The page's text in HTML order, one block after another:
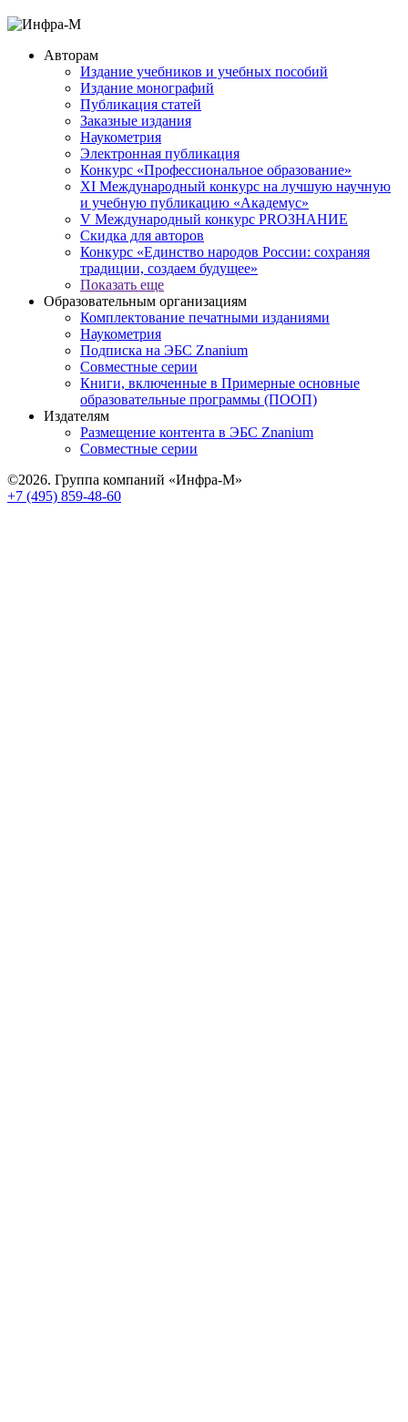
Авторам
Издание учебников и учебных пособий
Издание монографий
Публикация статей
Заказные издания
Наукометрия
Электронная публикация
Конкурс «Профессиональное образование»
XI Международный конкурс на лучшую научную
и учебную публикацию «Академус»
V Международный конкурс PROЗНАНИЕ
Скидка для авторов
Конкурс «Единство народов России: сохраняя
традиции, создаем будущее»
Показать еще
Образовательным организациям
Комплектование печатными изданиями
Наукометрия
Подписка на ЭБС Znanium
Совместные серии
Книги, включенные в Примерные основные
образовательные программы (ПООП)
Издателям
Размещение контента в ЭБС Znanium
Совместные серии
©2026. Группа компаний «Инфра-М»
+7 (495) 859-48-60